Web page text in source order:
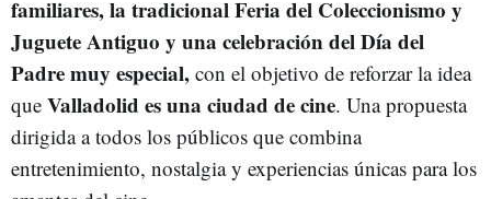
familiares, la tradicional Feria del Coleccionismo y
Juguete Antiguo y una celebración del Día del
Padre muy especial, con el objetivo de reforzar la idea
que Valladolid es una ciudad de cine. Una propuesta
dirigida a todos los públicos que combina
entretenimiento, nostalgia y experiencias únicas para los